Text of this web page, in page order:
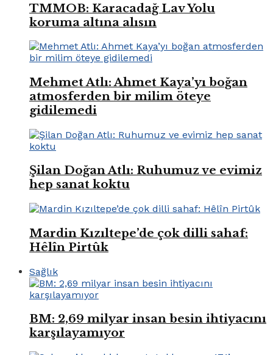
TMMOB: Karacadağ Lav Yolu
koruma altına alısın
Mehmet Atlı: Ahmet Kaya’yı boğan
atmosferden bir milim öteye
gidilemedi
Şilan Doğan Atlı: Ruhumuz ve evimiz
hep sanat koktu
Mardin Kızıltepe’de çok dilli sahaf:
Hêlîn Pirtûk
Sağlık
BM: 2,69 milyar insan besin ihtiyacını
karşılayamıyor